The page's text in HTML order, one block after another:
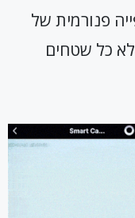
צפייה פנורמית של
כל שטחים